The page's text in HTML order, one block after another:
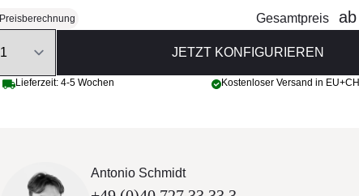
Preisberechnung
Gesamtpreis
ab
JETZT KONFIGURIEREN
Lieferzeit: 4-5 Wochen Kostenloser Versand in EU+CH
Antonio Schmidt